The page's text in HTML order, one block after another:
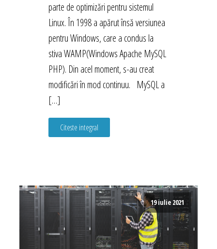
parte de optimizări pentru sistemul
Linux. În 1998 a apărut însă versiunea
pentru Windows, care a condus la
stiva WAMP(Windows Apache MySQL
PHP). Din acel moment, s-au creat
modificări în mod continuu. MySQL a
[…]
Citeste integral
19 iulie 2021